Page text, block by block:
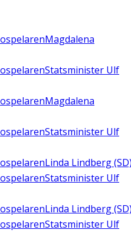
Magdalena
Statsminister Ulf
Magdalena
Statsminister Ulf
Linda Lindberg
Statsminister Ulf
Linda Lindberg
Statsminister Ulf